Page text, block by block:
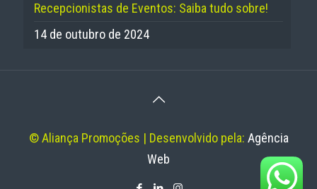
Recepcionistas de Eventos: Saiba tudo sobre!
14 de outubro de 2024
© Aliança Promoções | Desenvolvido pela: Agência
Web